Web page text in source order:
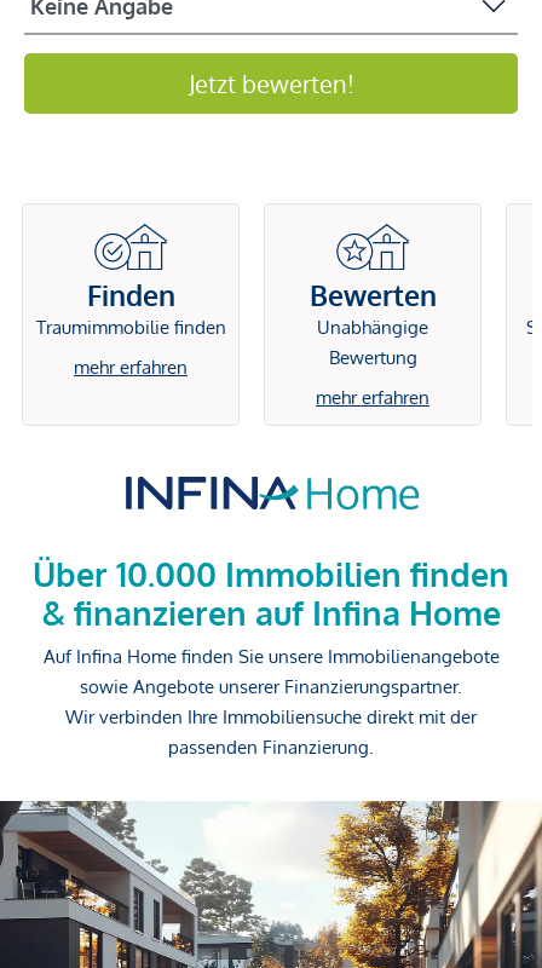
Jetzt bewerten!
Finden
Traumimmobilie finden
mehr erfahren
Bewerten
Unabhängige
Bewertung
mehr erfahren
Über 10.000 Immobilien finden
& finanzieren auf Infina Home
Auf Infina Home finden Sie unsere Immobilienangebote
sowie Angebote unserer Finanzierungspartner.
Wir verbinden Ihre Immobiliensuche direkt mit der
passenden Finanzierung.